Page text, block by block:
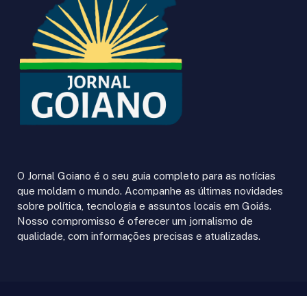
O Jornal Goiano é o seu guia completo para as notícias
que moldam o mundo. Acompanhe as últimas novidades
sobre política, tecnologia e assuntos locais em Goiás.
Nosso compromisso é oferecer um jornalismo de
qualidade, com informações precisas e atualizadas.